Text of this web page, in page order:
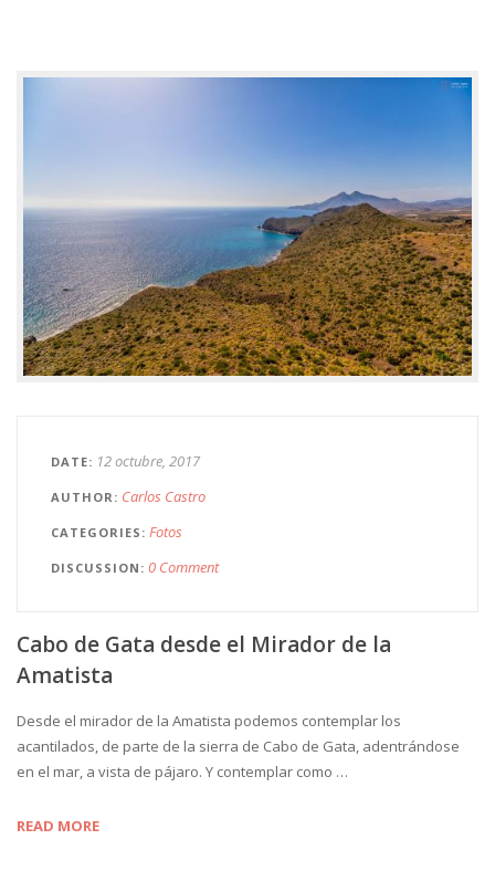
DATE 12 octubre, 2017
AUTHOR Carlos Castro
CATEGORIES Fotos
DISCUSSION 0 Comment
Cabo de Gata desde el Mirador de la
Amatista
Desde el mirador de la Amatista podemos contemplar los
acantilados, de parte de la sierra de Cabo de Gata, adentrándose
en el mar, a vista de pájaro. Y contemplar como …
READ MORE